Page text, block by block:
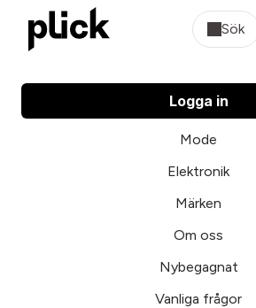
Sök
Logga in
Mode
Elektronik
Märken
Om oss
Nybegagnat
Vanliga frågor